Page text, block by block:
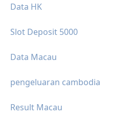
Data HK
Slot Deposit 5000
Data Macau
pengeluaran cambodia
Result Macau